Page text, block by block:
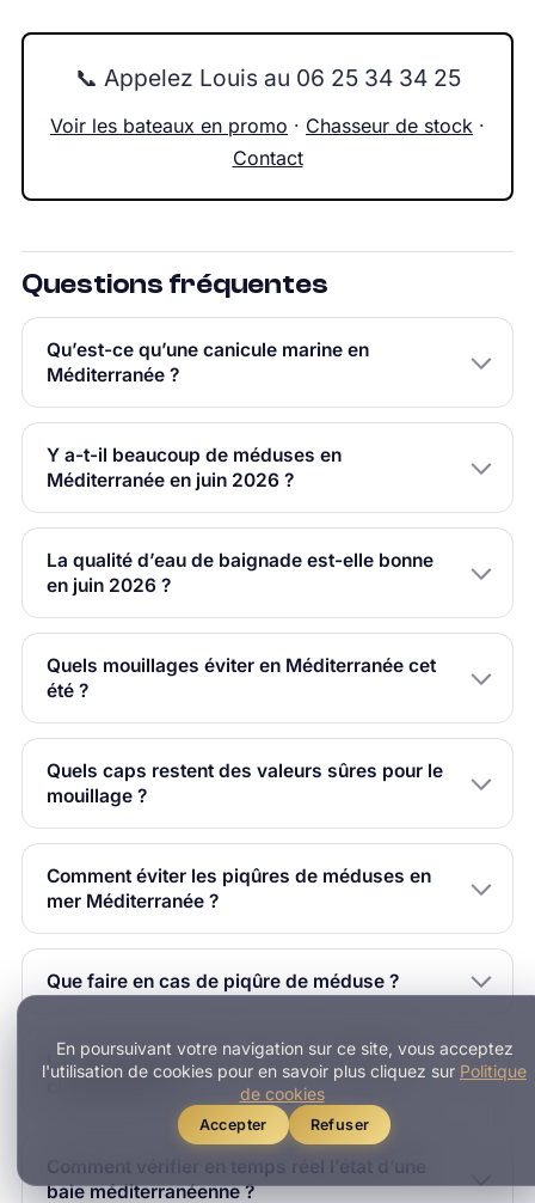
En poursuivant votre navigation sur ce site, vous acceptez
l'utilisation de cookies pour en savoir plus cliquez sur Politique
de cookies
Accepter Refuser
📞 Appelez Louis au 06 25 34 34 25
Voir les bateaux en promo · Chasseur de stock ·
Contact
Questions fréquentes
Qu’est-ce qu’une canicule marine en
Méditerranée ?
Y a-t-il beaucoup de méduses en
Méditerranée en juin 2026 ?
La qualité d’eau de baignade est-elle bonne
en juin 2026 ?
Quels mouillages éviter en Méditerranée cet
été ?
Quels caps restent des valeurs sûres pour le
mouillage ?
Comment éviter les piqûres de méduses en
mer Méditerranée ?
Que faire en cas de piqûre de méduse ?
La canicule marine va-t-elle se reproduire
Comment vérifier en temps réel l’état d’une
baie méditerranéenne ?